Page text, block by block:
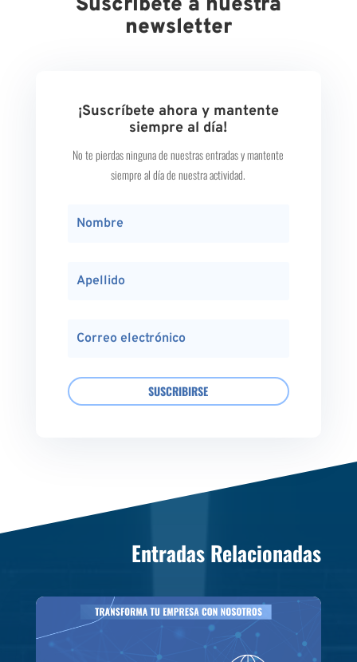
Suscríbete a nuestra
newsletter
¡Suscríbete ahora y mantente
siempre al día!
No te pierdas ninguna de nuestras entradas y mantente
siempre al día de nuestra actividad.
SUSCRIBIRSE
Entradas Relacionadas